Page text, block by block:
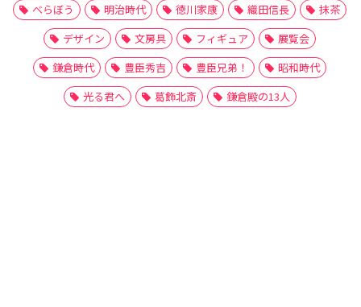
べらぼう
明治時代 徳川家康 織田信長
抹茶
デザイン
文房具 フィギュア
展覧会
鎌倉時代
豊臣秀吉 豊臣兄弟！
昭和時代
光る君へ
葛飾北斎 鎌倉殿の13人